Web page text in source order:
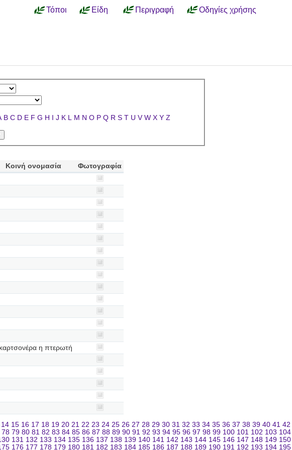
Τόποι Είδη Περιγραφή Οδηγίες χρήσης
B C D E F G H I J K L M N O P Q R S T U V W X Y Z
Κοινή ονομασία
Φωτογραφία
η πτερωτή
14 15 16 17 18 19 20 21 22 23 24 25 26 27 28 29 30 31 32 33 34 35 36 37 38 39 40 41 42
78 79 80 81 82 83 84 85 86 87 88 89 90 91 92 93 94 95 96 97 98 99 100 101 102 103 104
131 132 133 134 135 136 137 138 139 140 141 142 143 144 145 146 147 148 149 150
176 177 178 179 180 181 182 183 184 185 186 187 188 189 190 191 192 193 194 195